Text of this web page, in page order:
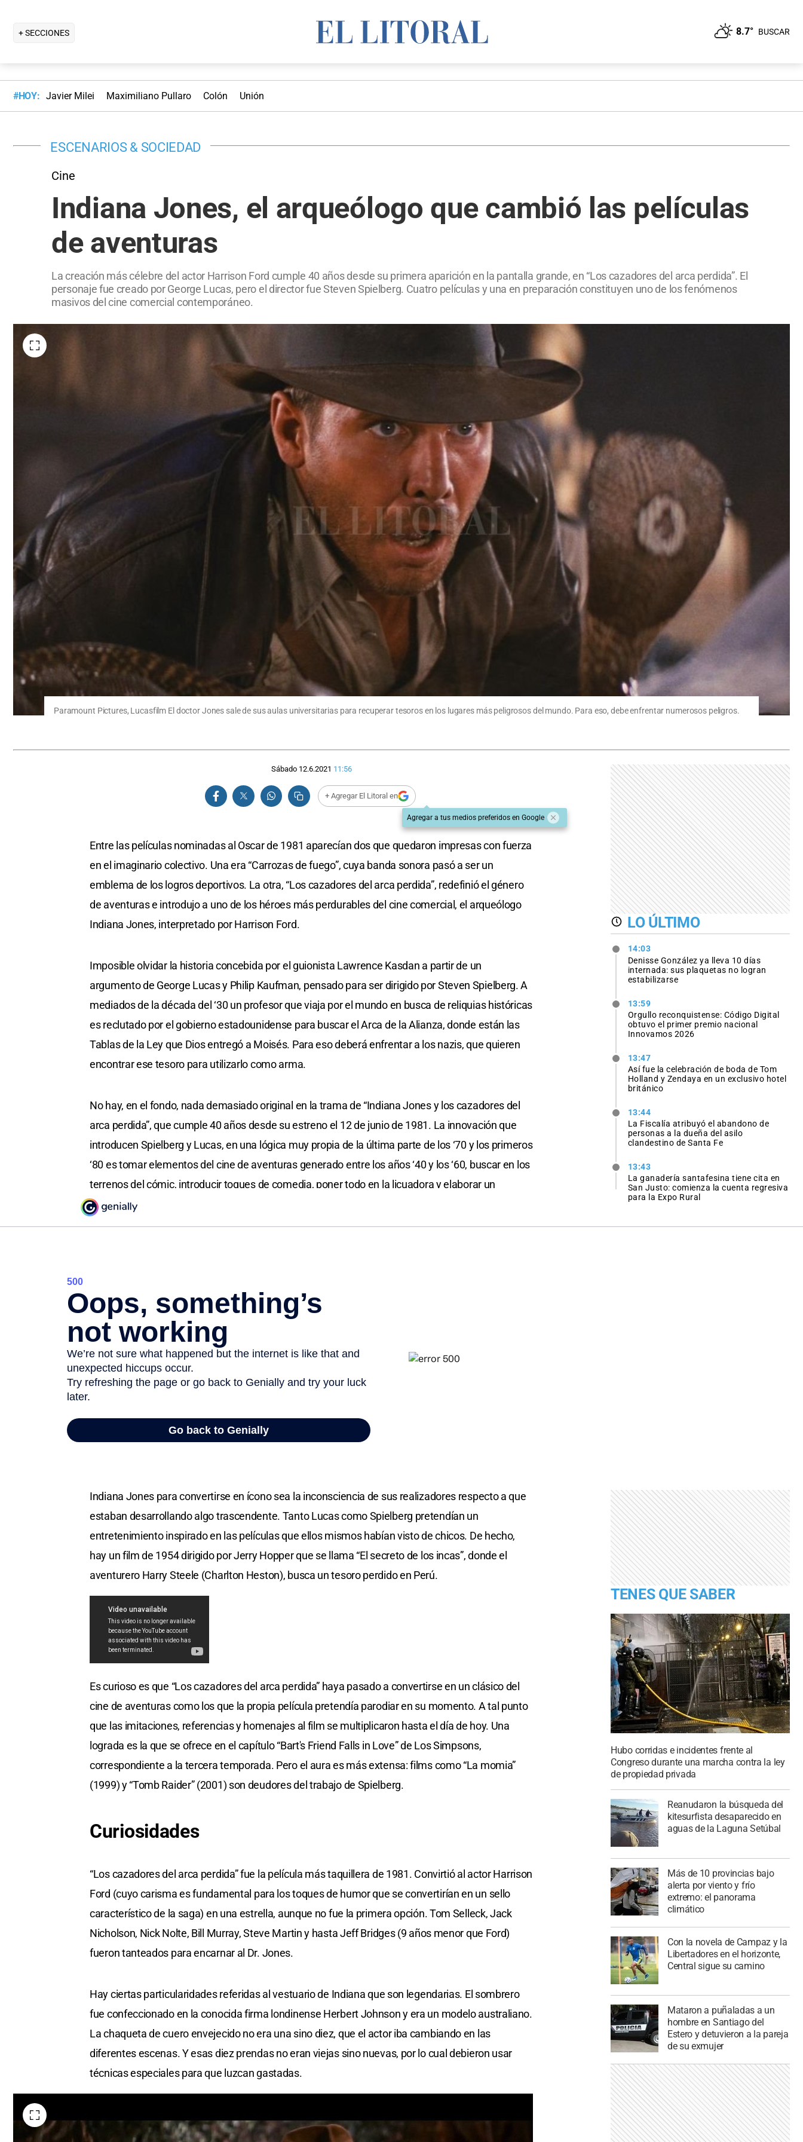
+ SECCIONES 8.7° BUSCAR
#HOY: Javier Milei Maximiliano Pullaro Colón Unión
ESCENARIOS & SOCIEDAD
Cine
Indiana Jones, el arqueólogo que cambió las películas
de aventuras
La creación más célebre del actor Harrison Ford cumple 40 años desde su primera aparición en la pantalla grande, en “Los cazadores del arca perdida”. El
personaje fue creado por George Lucas, pero el director fue Steven Spielberg. Cuatro películas y una en preparación constituyen uno de los fenómenos
masivos del cine comercial contemporáneo.
Paramount Pictures, Lucasfilm El doctor Jones sale de sus aulas universitarias para recuperar tesoros en los lugares más peligrosos del mundo. Para eso, debe enfrentar numerosos peligros.
Sábado 12.6.2021 11:56
+ Agregar El Litoral en
Agregar a tus medios preferidos en Google
Entre las películas nominadas al Oscar de 1981 aparecían dos que quedaron impresas con fuerza
en el imaginario colectivo. Una era “Carrozas de fuego”, cuya banda sonora pasó a ser un
emblema de los logros deportivos. La otra, “Los cazadores del arca perdida”, redefinió el género
de aventuras e introdujo a uno de los héroes más perdurables del cine comercial, el arqueólogo
Indiana Jones, interpretado por Harrison Ford.
Imposible olvidar la historia concebida por el guionista Lawrence Kasdan a partir de un
argumento de George Lucas y Philip Kaufman, pensado para ser dirigido por Steven Spielberg. A
mediados de la década del ‘30 un profesor que viaja por el mundo en busca de reliquias históricas
es reclutado por el gobierno estadounidense para buscar el Arca de la Alianza, donde están las
Tablas de la Ley que Dios entregó a Moisés. Para eso deberá enfrentar a los nazis, que quieren
encontrar ese tesoro para utilizarlo como arma.
No hay, en el fondo, nada demasiado original en la trama de “Indiana Jones y los cazadores del
arca perdida”, que cumple 40 años desde su estreno el 12 de junio de 1981. La innovación que
introducen Spielberg y Lucas, en una lógica muy propia de la última parte de los ‘70 y los primeros
‘80 es tomar elementos del cine de aventuras generado entre los años ‘40 y los ‘60, buscar en los
terrenos del cómic, introducir toques de comedia, poner todo en la licuadora y elaborar un
producto apetecible para cualquier paladar.
Homenajes Y Éxito Inesperado
El propio personaje de Indiana Jones es una referencia y homenaje caricaturesco a los héroes de
los seriales televisivos de los ‘30. Pensado y llevado a la pantalla de un modo tan efectivo, que
música compuesta por John Williams, una de las más representativas de los ‘80, junto a las de
“Volver al futuro”, “Los intocables” y “La misión”, entre otras.
Indiana Jones para convertirse en ícono sea la inconsciencia de sus realizadores respecto a que
estaban desarrollando algo trascendente. Tanto Lucas como Spielberg pretendían un
entretenimiento inspirado en las películas que ellos mismos habían visto de chicos. De hecho,
hay un film de 1954 dirigido por Jerry Hopper que se llama “El secreto de los incas”, donde el
aventurero Harry Steele (Charlton Heston), busca un tesoro perdido en Perú.
Es curioso es que “Los cazadores del arca perdida” haya pasado a convertirse en un clásico del
cine de aventuras como los que la propia película pretendía parodiar en su momento. A tal punto
que las imitaciones, referencias y homenajes al film se multiplicaron hasta el día de hoy. Una
lograda es la que se ofrece en el capítulo “Bart's Friend Falls in Love” de Los Simpsons,
correspondiente a la tercera temporada. Pero el aura es más extensa: films como “La momia”
(1999) y “Tomb Raider” (2001) son deudores del trabajo de Spielberg.
Curiosidades
“Los cazadores del arca perdida” fue la película más taquillera de 1981. Convirtió al actor Harrison
Ford (cuyo carisma es fundamental para los toques de humor que se convertirían en un sello
característico de la saga) en una estrella, aunque no fue la primera opción. Tom Selleck, Jack
Nicholson, Nick Nolte, Bill Murray, Steve Martin y hasta Jeff Bridges (9 años menor que Ford)
fueron tanteados para encarnar al Dr. Jones.
Hay ciertas particularidades referidas al vestuario de Indiana que son legendarias. El sombrero
fue confeccionado en la conocida firma londinense Herbert Johnson y era un modelo australiano.
La chaqueta de cuero envejecido no era una sino diez, que el actor iba cambiando en las
diferentes escenas. Y esas diez prendas no eran viejas sino nuevas, por lo cual debieron usar
técnicas especiales para que luzcan gastadas.
LO ÚLTIMO
14:03
Denisse González ya lleva 10 días
internada: sus plaquetas no logran
estabilizarse
13:59
Orgullo reconquistense: Código Digital
obtuvo el primer premio nacional
Innovamos 2026
13:47
Así fue la celebración de boda de Tom
Holland y Zendaya en un exclusivo hotel
británico
13:44
La Fiscalía atribuyó el abandono de
personas a la dueña del asilo
clandestino de Santa Fe
13:43
La ganadería santafesina tiene cita en
San Justo: comienza la cuenta regresiva
para la Expo Rural
TENES QUE SABER
Hubo corridas e incidentes frente al
Congreso durante una marcha contra la ley
de propiedad privada
Reanudaron la búsqueda del
kitesurfista desaparecido en
aguas de la Laguna Setúbal
Más de 10 provincias bajo
alerta por viento y frío
extremo: el panorama
climático
Con la novela de Campaz y la
Libertadores en el horizonte,
Central sigue su camino
Mataron a puñaladas a un
hombre en Santiago del
Estero y detuvieron a la pareja
de su exmujer